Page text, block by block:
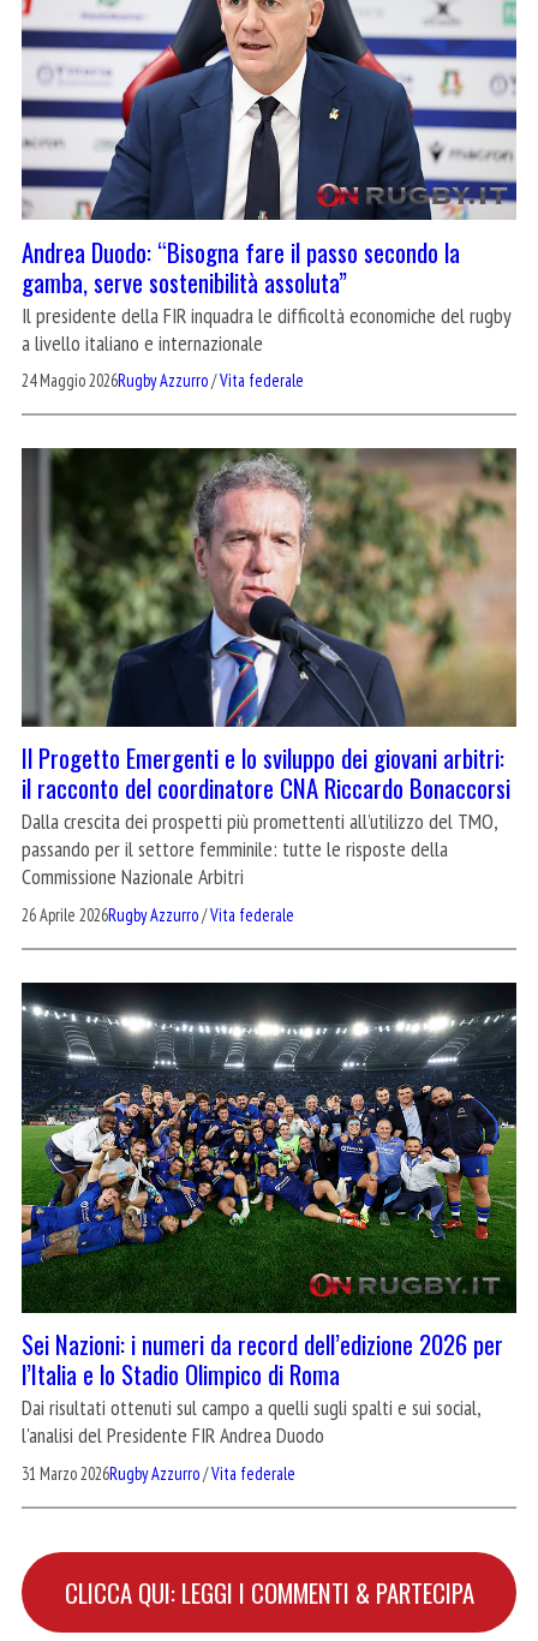
Andrea Duodo: “Bisogna fare il passo secondo la
gamba, serve sostenibilità assoluta”
Il presidente della FIR inquadra le difficoltà economiche del rugby
a livello italiano e internazionale
24 Maggio 2026Rugby Azzurro/Vita federale
Il Progetto Emergenti e lo sviluppo dei giovani arbitri:
il racconto del coordinatore CNA Riccardo Bonaccorsi
Dalla crescita dei prospetti più promettenti all’utilizzo del TMO,
passando per il settore femminile: tutte le risposte della
Commissione Nazionale Arbitri
26 Aprile 2026Rugby Azzurro/Vita federale
Sei Nazioni: i numeri da record dell’edizione 2026 per
l’Italia e lo Stadio Olimpico di Roma
Dai risultati ottenuti sul campo a quelli sugli spalti e sui social,
l'analisi del Presidente FIR Andrea Duodo
31 Marzo 2026Rugby Azzurro/Vita federale
CLICCA QUI: LEGGI I COMMENTI & PARTECIPA